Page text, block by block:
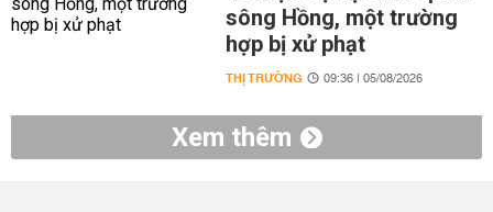
sông Hồng, một trường
hợp bị xử phạt
THỊ TRƯỜNG 09:36 | 05/08/2026
Xem thêm